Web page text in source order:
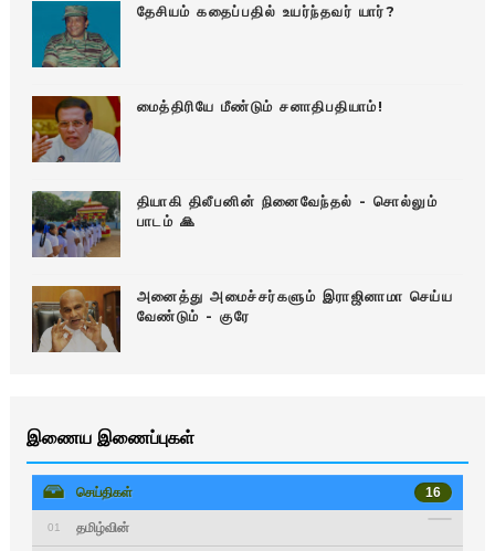
தேசியம் கதைப்பதில் உயர்ந்தவர் யார்?
மைத்திரியே மீண்டும் சனாதிபதியாம்!
தியாகி திலீபனின் நினைவேந்தல் - சொல்லும்
பாடம் 🙏
அனைத்து அமைச்சர்களும் இராஜினாமா செய்ய
வேண்டும் - குரே
இணைய இணைப்புகள்
செய்திகள் 16
01 தமிழ்வின்